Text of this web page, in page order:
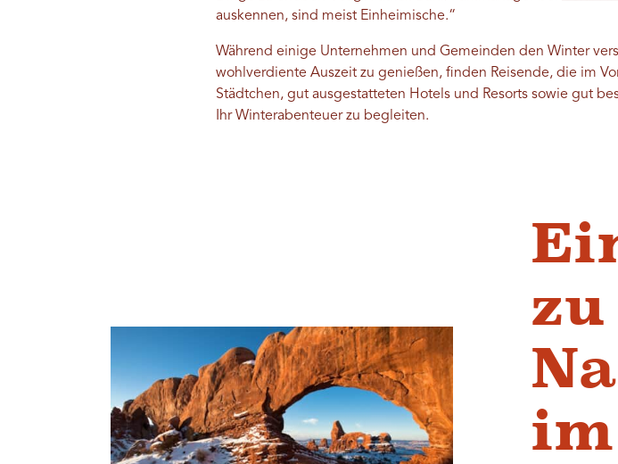
auskennen, sind meist Einheimische.“
Während einige Unternehmen und Gemeinden den Winter
wohlverdiente Auszeit zu genießen, finden Reisende, die im
Städtchen, gut ausgestatteten Hotels und Resorts sowie gut
Ihr Winterabenteuer zu begleiten.